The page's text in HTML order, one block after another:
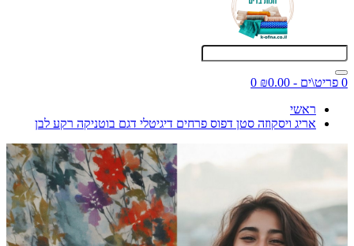
0 פריט\ים - ₪0.00
0
ראשי
אריג ויסקוזה סטן דפוס פרחים דיגיטלי דגם בוטניקה רקע לבן